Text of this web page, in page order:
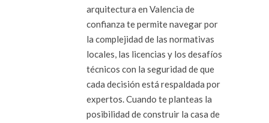
arquitectura en Valencia de
confianza te permite navegar por
la complejidad de las normativas
locales, las licencias y los desafíos
técnicos con la seguridad de que
cada decisión está respaldada por
expertos. Cuando te planteas la
posibilidad de construir la casa de